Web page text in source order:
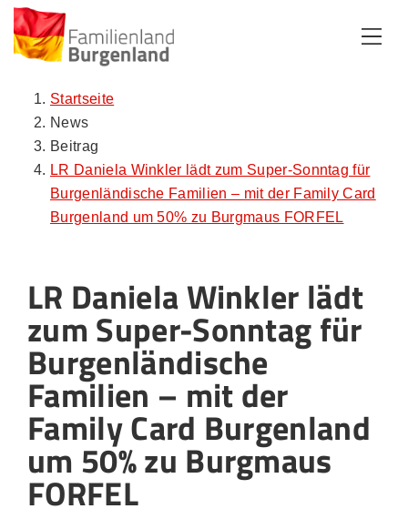
Startseite
News
Beitrag
LR Daniela Winkler lädt zum Super-Sonntag für
Burgenländische Familien – mit der Family Card
Burgenland um 50% zu Burgmaus FORFEL
LR Daniela Winkler lädt
zum Super-Sonntag für
Burgenländische
Familien – mit der
Family Card Burgenland
um 50% zu Burgmaus
FORFEL